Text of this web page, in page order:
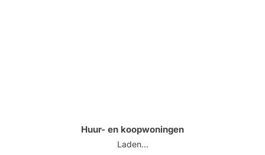
Huur- en koopwoningen
Laden...